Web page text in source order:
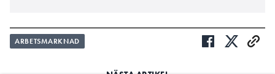
ARBETSMARKNAD